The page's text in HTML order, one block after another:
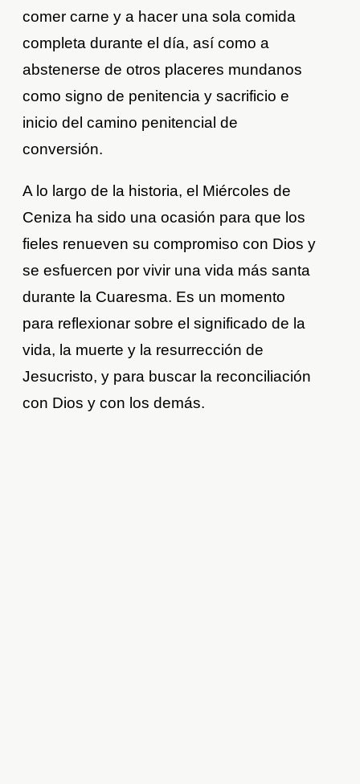
comer carne y a hacer una sola comida
completa durante el día, así como a
abstenerse de otros placeres mundanos
como signo de penitencia y sacrificio e
inicio del camino penitencial de
conversión.
A lo largo de la historia, el Miércoles de
Ceniza ha sido una ocasión para que los
fieles renueven su compromiso con Dios y
se esfuercen por vivir una vida más santa
durante la Cuaresma. Es un momento
para reflexionar sobre el significado de la
vida, la muerte y la resurrección de
Jesucristo, y para buscar la reconciliación
con Dios y con los demás.